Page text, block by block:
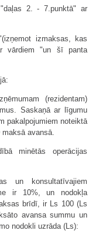
2. - 7.punktā" ar
izmaksas, kas
vārdiem "un šī panta
(rezidentam)
Saskaņā ar līgumu
pakalpojumiem noteiktā
avansā.
minētās operācijas
un konsultatīvajiem
ir 10%, un nodokļa
brīdī, ir Ls 100 (Ls
avansa summu un
nodokli uzrāda (Ls):